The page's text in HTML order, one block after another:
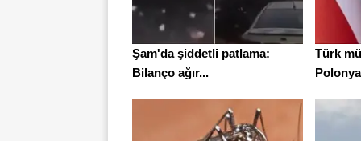
Şam'da şiddetli patlama:
Bilanço ağır...
Türk